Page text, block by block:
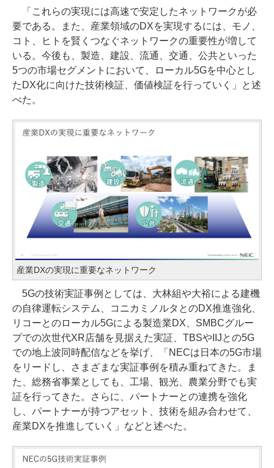
「これらの実現には高速で安定したネットワークが必
要である。また、産業領域のDXを実現するには、モノ、
コト、ヒトを賢くつなぐネットワークの重要性が増して
いる。今後も、製造、建設、流通、交通、公共といった
5つの市場セグメントにおいて、ローカル5Gを中心とし
たDX化に向けた技術検証、価値検証を行っていく」と述
べた。
産業DXの実現に重要なネットワーク
5Gの技術実証事例としては、大林組や大裕による建機
の自律運転システム、コニカミノルタとのDX推進強化、
リコーとのローカル5Gによる製造業DX、SMBCグルー
プでの次世代XR店舗を見据えた実証、TBSやIIJとの5G
での地上波同時配信などを挙げ、「NECは日本の5G市場
をリードし、さまざまな実証事例を積み重ねてきた。ま
た、総務省事業としても、工場、観光、農業分野でも実
証を行ってきた。さらに、パートナーとの連携を強化
し、パートナーが持つアセット、技術を組み合わせて、
産業DXを推進していく」などと述べた。